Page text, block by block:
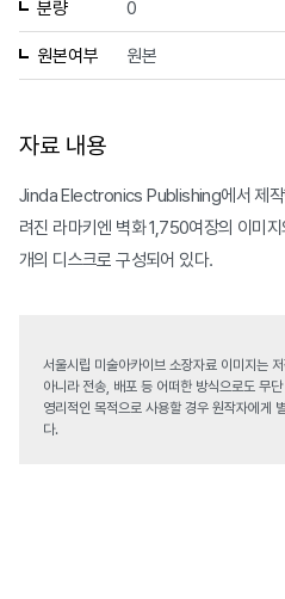
분량 0
원본여부 원본
자료 내용
Jinda Electronics Publishing에서 제
려진 라마키엔 벽화 1,750여장의 이미
개의 디스크로 구성되어 있다.
서울시립 미술아카이브 소장자료 이미지는
아니라 전송, 배포 등 어떠한 방식으로도 무단
영리적인 목적으로 사용할 경우 원작자에게
다.